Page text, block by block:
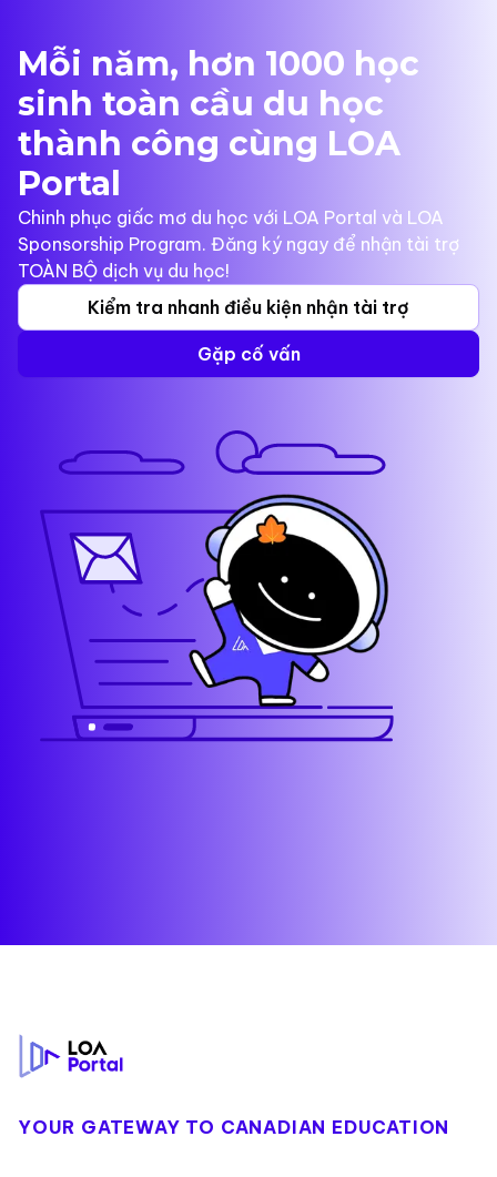
Mỗi năm, hơn 1000 học
sinh toàn cầu du học
thành công cùng LOA
Portal
Chinh phục giấc mơ du học với LOA Portal và LOA
Sponsorship Program. Đăng ký ngay để nhận tài trợ
TOÀN BỘ dịch vụ du học!
Kiểm tra nhanh điều kiện nhận tài trợ
Gặp cố vấn
YOUR GATEWAY TO CANADIAN EDUCATION